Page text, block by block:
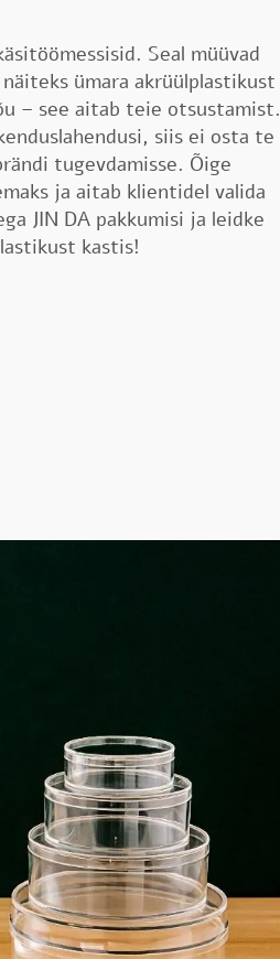
Seal müüvad
ümara akrüülplastikust
– see aitab teie otsustamist.
siis ei osta te
tugevdamisse. Õige
ja aitab klientidel valida
JIN DA pakkumisi ja leidke
kastis!